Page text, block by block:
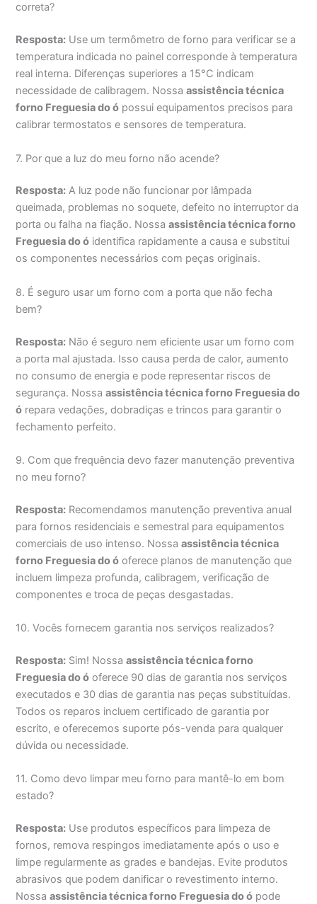
correta?
Resposta: Use um termômetro de forno para verificar se a
temperatura indicada no painel corresponde à temperatura
real interna. Diferenças superiores a 15°C indicam
necessidade de calibragem. Nossaassistência técnica
forno Freguesia do ó possui equipamentos precisos para
calibrar termostatos e sensores de temperatura.
7. Por que a luz do meu forno não acende?
Resposta: A luz pode não funcionar por lâmpada
queimada, problemas no soquete, defeito no interruptor da
porta ou falha na fiação. Nossaassistência técnica forno
Freguesia do ó identifica rapidamente a causa e substitui
os componentes necessários com peças originais.
8. É seguro usar um forno com a porta que não fecha
bem?
Resposta: Não é seguro nem eficiente usar um forno com
a porta mal ajustada. Isso causa perda de calor, aumento
no consumo de energia e pode representar riscos de
segurança. Nossaassistência técnica forno Freguesia do
ó repara vedações, dobradiças e trincos para garantir o
fechamento perfeito.
9. Com que frequência devo fazer manutenção preventiva
no meu forno?
Resposta: Recomendamos manutenção preventiva anual
para fornos residenciais e semestral para equipamentos
comerciais de uso intenso. Nossaassistência técnica
forno Freguesia do ó oferece planos de manutenção que
incluem limpeza profunda, calibragem, verificação de
componentes e troca de peças desgastadas.
10. Vocês fornecem garantia nos serviços realizados?
Resposta: Sim! Nossaassistência técnica forno
Freguesia do ó oferece 90 dias de garantia nos serviços
executados e 30 dias de garantia nas peças substituídas.
Todos os reparos incluem certificado de garantia por
escrito, e oferecemos suporte pós-venda para qualquer
dúvida ou necessidade.
11. Como devo limpar meu forno para mantê-lo em bom
estado?
Resposta: Use produtos específicos para limpeza de
fornos, remova respingos imediatamente após o uso e
limpe regularmente as grades e bandejas. Evite produtos
abrasivos que podem danificar o revestimento interno.
Nossaassistência técnica forno Freguesia do ó pode